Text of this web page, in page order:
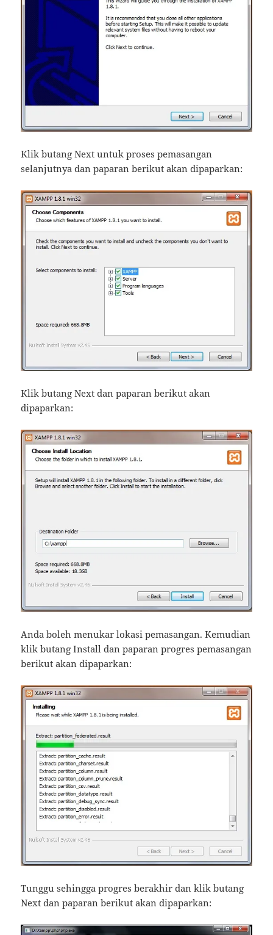
Klik butang Next untuk proses pemasangan
selanjutnya dan paparan berikut akan dipaparkan:
Klik butang Next dan paparan berikut akan
dipaparkan:
Anda boleh menukar lokasi pemasangan. Kemudian
klik butang Install dan paparan progres pemasangan
berikut akan dipaparkan:
Tunggu sehingga progres berakhir dan klik butang
Next dan paparan berikut akan dipaparkan: